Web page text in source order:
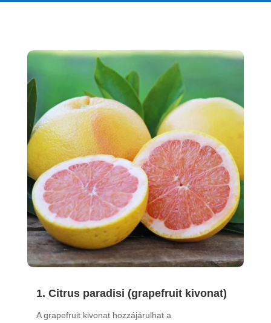
1. Citrus paradisi (grapefruit kivonat)
A grapefruit kivonat hozzájárulhat a